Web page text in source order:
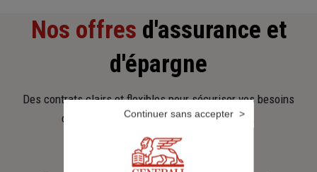
Nos offres d'assurance et
d'épargne
Des contrats clairs et flexibles pour sécuriser vos besoins
d’aujourd’hui et anticiper ceux de demain.
Continuer sans accepter